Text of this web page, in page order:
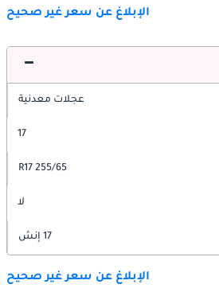
الإبلاغ عن سعر غير صحيح
عجلات معدنية
17
255/65 R17
لا
17 إنش
الإبلاغ عن سعر غير صحيح